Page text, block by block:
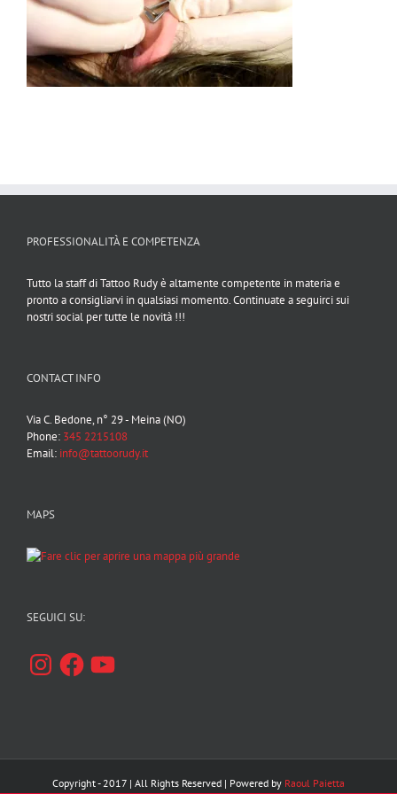
PROFESSIONALITÀ E COMPETENZA
Tutto la staff di Tattoo Rudy è altamente competente in materia e
pronto a consigliarvi in qualsiasi momento. Continuate a seguirci sui
nostri social per tutte le novità !!!
CONTACT INFO
Via C. Bedone, n° 29 - Meina (NO)
Phone: 345 2215108
Email: info@tattoorudy.it
MAPS
SEGUICI SU:
InstagramFacebookYouTube
Copyright - 2017 | All Rights Reserved | Powered by Raoul Paietta